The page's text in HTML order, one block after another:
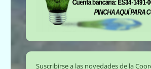
Suscribirse a las novedades de la